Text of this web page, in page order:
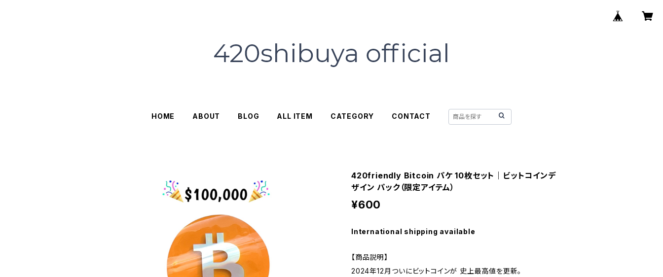
HOME ABOUT BLOG ALL ITEM CATEGORY CONTACT
420friendly Bitcoin パケ 10枚セット｜ビットコインデ
ザイン パック（限定アイテム）
¥600
International shipping available
【商品説明】
2024年12月――ついにビットコインが 史上最高値を更新。